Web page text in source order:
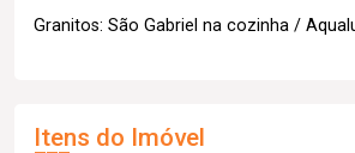
Granitos: São Gabriel na cozinha /
Itens do Imóvel